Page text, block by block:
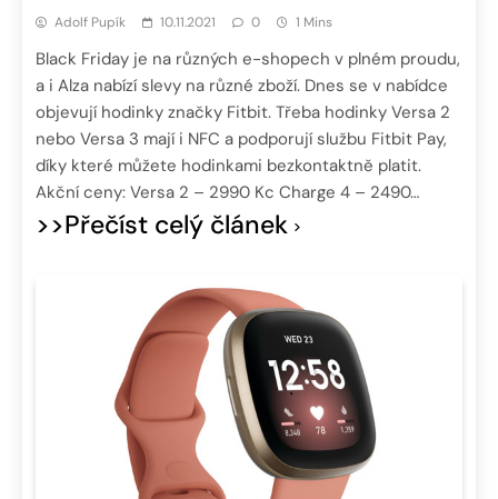
Adolf Pupík 10.11.2021 0 1 Mins
Black Friday je na různých e-shopech v plném proudu,
a i Alza nabízí slevy na různé zboží. Dnes se v nabídce
objevují hodinky značky Fitbit. Třeba hodinky Versa 2
nebo Versa 3 mají i NFC a podporují službu Fitbit Pay,
díky které můžete hodinkami bezkontaktně platit.
Akční ceny: Versa 2 – 2990 Kc Charge 4 – 2490…
>>Přečíst celý článek